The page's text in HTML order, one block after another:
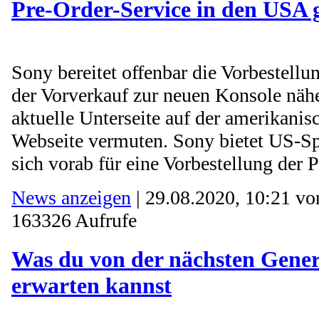
Pre-Order-Service in den USA
Sony bereitet offenbar die
der Vorverkauf zur neuen Konsole
aktuelle Unterseite auf der
Webseite vermuten. Sony bietet US-
sich vorab für eine Vorbestellung der
News anzeigen | 29.08.2020, 10:21
163326 Aufrufe
Was du von der nächsten
erwarten kannst